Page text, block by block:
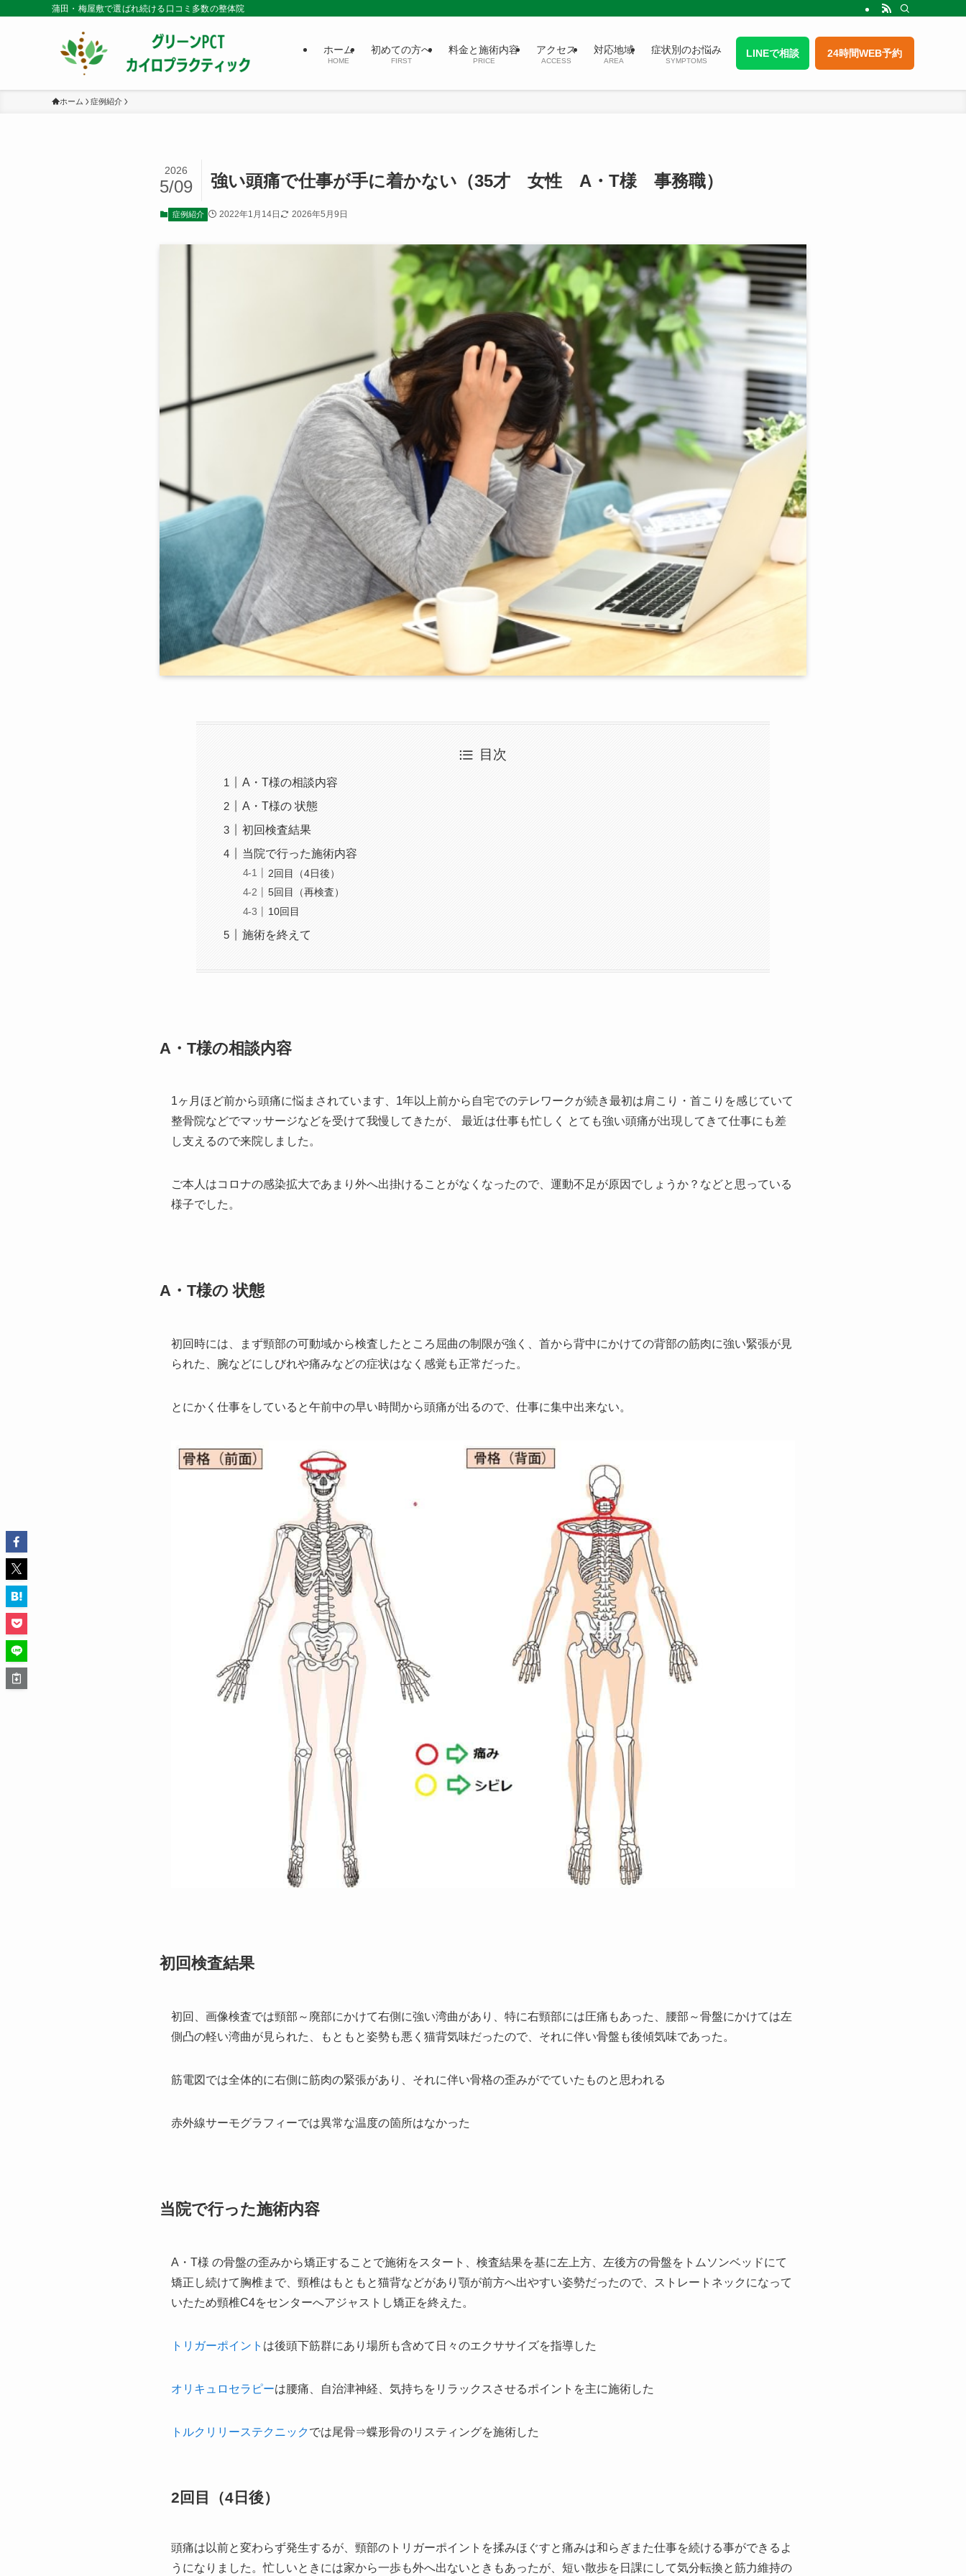
蒲田・梅屋敷で選ばれ続ける口コミ多数の整体院
ホーム
HOME
初めての方へ
FIRST
料金と施術内容
PRICE
アクセス
ACCESS
対応地域
AREA
症状別のお悩み
SYMPTOMS
LINEで相談 24時間WEB予約
ホーム 症例紹介
強い頭痛で仕事が手に着かない（35才 女性 A・T様 事務職）
2026
5/09
症例紹介 2022年1月14日 2026年5月9日
目次
A・T様の相談内容
A・T様の 状態
初回検査結果
当院で行った施術内容
2回目（4日後）
5回目（再検査）
10回目
施術を終えて
A・T様の相談内容
1ヶ月ほど前から頭痛に悩まされています、1年以上前から自宅でのテレワークが続き最初は肩こり・首こりを感じていて
整骨院などでマッサージなどを受けて我慢してきたが、 最近は仕事も忙しく とても強い頭痛が出現してきて仕事にも差
し支えるので来院しました。
ご本人はコロナの感染拡大であまり外へ出掛けることがなくなったので、運動不足が原因でしょうか？などと思っている
様子でした。
A・T様の 状態
初回時には、まず頸部の可動域から検査したところ屈曲の制限が強く、首から背中にかけての背部の筋肉に強い緊張が見
られた、腕などにしびれや痛みなどの症状はなく感覚も正常だった。
とにかく仕事をしていると午前中の早い時間から頭痛が出るので、仕事に集中出来ない。
初回検査結果
初回、画像検査では頸部～廃部にかけて右側に強い湾曲があり、特に右頸部には圧痛もあった、腰部～骨盤にかけては左
側凸の軽い湾曲が見られた、もともと姿勢も悪く猫背気味だったので、それに伴い骨盤も後傾気味であった。
筋電図では全体的に右側に筋肉の緊張があり、それに伴い骨格の歪みがでていたものと思われる
赤外線サーモグラフィーでは異常な温度の箇所はなかった
当院で行った施術内容
A・T様 の骨盤の歪みから矯正することで施術をスタート、検査結果を基に左上方、左後方の骨盤をトムソンベッドにて
矯正し続けて胸椎まで、頸椎はもともと猫背などがあり顎が前方へ出やすい姿勢だったので、ストレートネックになって
いたため頸椎C4をセンターへアジャストし矯正を終えた。
トリガーポイント は後頭下筋群にあり場所も含めて日々のエクササイズを指導した
オリキュロセラピーは腰痛、自治津神経、気持ちをリラックスさせるポイントを主に施術した
トルクリリーステクニックでは尾骨⇒蝶形骨のリスティングを施術した
2回目（4日後）
頭痛は以前と変わらず発生するが、頸部のトリガーポイントを揉みほぐすと痛みは和らぎまた仕事を続ける事ができるよ
うになりました。忙しいときには家から一歩も外へ出ないときもあったが、短い散歩を日課にして気分転換と筋力維持の